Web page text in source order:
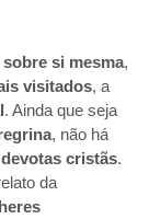
si mesma,
visitados, a
. Ainda que seja
, não há
cristãs.
da